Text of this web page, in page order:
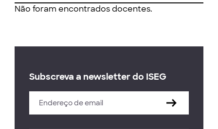
Não foram encontrados docentes.
Subscreva a newsletter do ISEG